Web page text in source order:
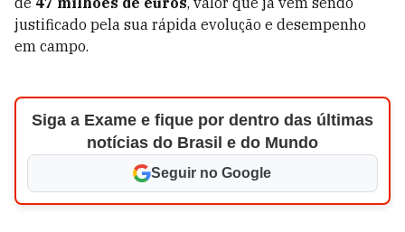
justificado pela sua rápida evolução e desempenho
em campo.
Siga a Exame e fique por dentro das últimas
notícias do Brasil e do Mundo
Seguir no Google